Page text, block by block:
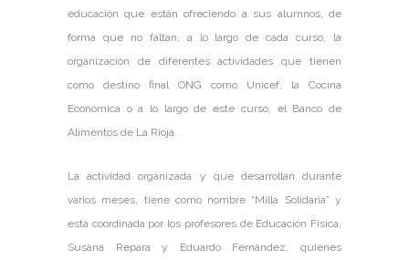
educación que están ofreciendo a sus alumnos, de
forma que no faltan, a lo largo de cada curso, la
organización de diferentes actividades que tienen
como destino final ONG como Unicef, la Cocina
Económica o a lo largo de este curso, el Banco de
Alimentos de La Rioja.
La actividad organizada y que desarrollan durante
varios meses, tiene como nombre “Milla Solidaria” y
está coordinada por los profesores de Educación Física,
Susana Repara y Eduardo Fernández, quienes